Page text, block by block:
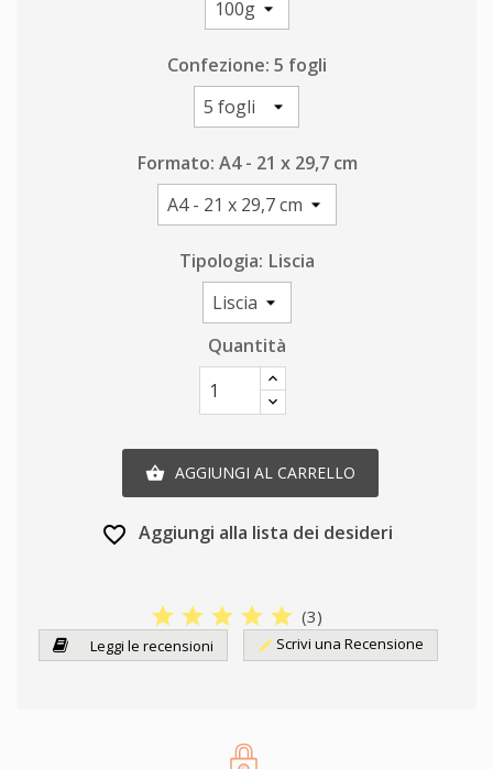
Confezione: 5 fogli
Formato: A4 - 21 x 29,7 cm
Tipologia: Liscia
Quantità
 AGGIUNGI AL CARRELLO
favorite_border Aggiungi alla lista dei desideri
star star star star star (3)
Leggi le recensioni edit Scrivi una Recensione